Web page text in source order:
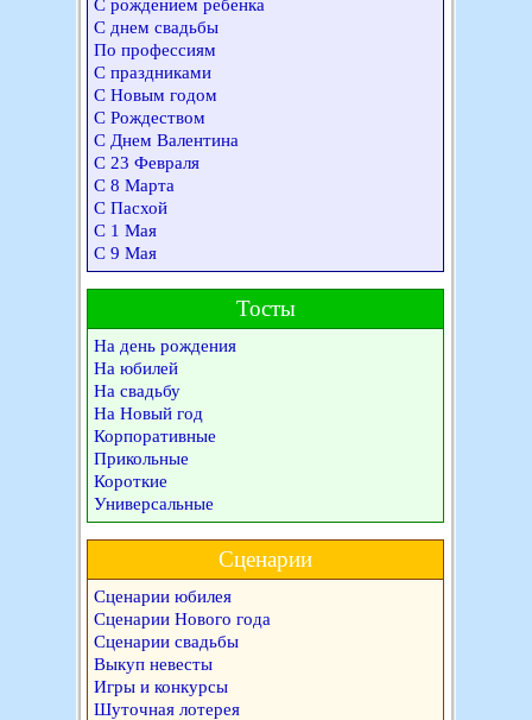
С рождением ребенка
С днем свадьбы
По профессиям
С праздниками
С Новым годом
С Рождеством
С Днем Валентина
С 23 Февраля
С 8 Марта
С Пасхой
С 1 Мая
С 9 Мая
Тосты
На день рождения
На юбилей
На свадьбу
На Новый год
Корпоративные
Прикольные
Короткие
Универсальные
Сценарии
Сценарии юбилея
Сценарии Нового года
Сценарии свадьбы
Выкуп невесты
Игры и конкурсы
Шуточная лотерея